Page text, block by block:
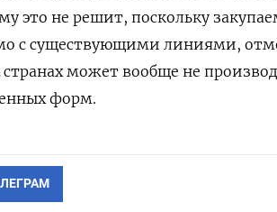
это не решит, поскольку
с существующими линиями,
может вообще не
форм.